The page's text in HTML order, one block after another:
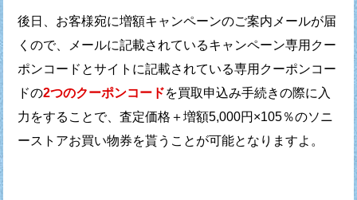
後日、お客様宛に増額キャンペーンのご案内メールが届
くので、
メールに記載されているキャンペーン専用クー
ポンコードとサイトに記載されている専用クーポンコー
ドの2つのクーポンコードを買取申込み手続きの際に入
力をすることで、 査定価格＋増額5,000円×105％のソニ
ーストアお買い物券を貰うことが可能となりますよ。